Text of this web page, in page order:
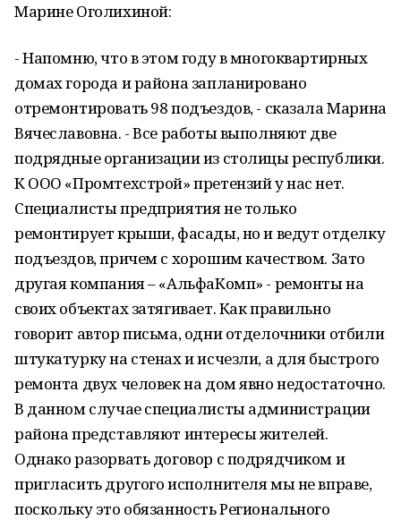
Марине Оголихиной:
- Напомню, что в этом году в многоквартирных
домах города и района запланировано
отремонтировать 98 подъездов, - сказала Марина
Вячеславовна. - Все работы выполняют две
подрядные организации из столицы республики.
К ООО «Промтехстрой» претензий у нас нет.
Специалисты предприятия не только
ремонтирует крыши, фасады, но и ведут отделку
подъездов, причем с хорошим качеством. Зато
другая компания – «АльфаКомп» - ремонты на
своих объектах затягивает. Как правильно
говорит автор письма, одни отделочники отбили
штукатурку на стенах и исчезли, а для быстрого
ремонта двух человек на дом явно недостаточно.
В данном случае специалисты администрации
района представляют интересы жителей.
Однако разорвать договор с подрядчиком и
пригласить другого исполнителя мы не вправе,
поскольку это обязанность Регионального